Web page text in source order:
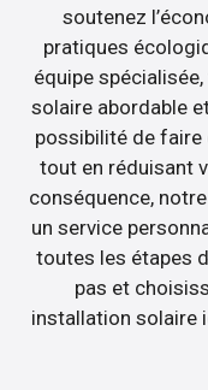
soutenez
pratiques
équipe
solaire abordable
possibilité de
tout en réduisant
conséquence,
un service
toutes les étapes
pas et
installation solaire